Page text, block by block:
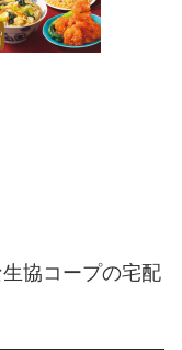
協コープの宅配